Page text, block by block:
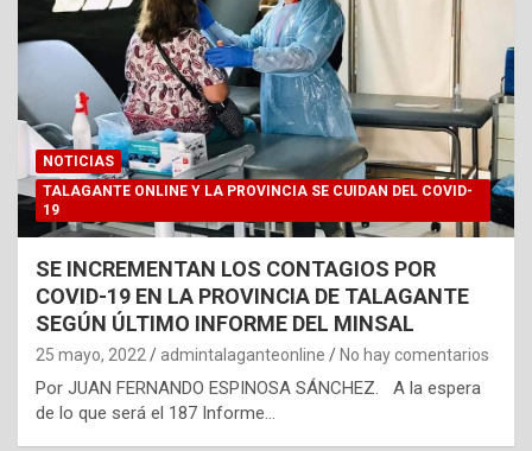
NOTICIAS
TALAGANTE ONLINE Y LA PROVINCIA SE CUIDAN DEL COVID-
19
SE INCREMENTAN LOS CONTAGIOS POR
COVID-19 EN LA PROVINCIA DE TALAGANTE
SEGÚN ÚLTIMO INFORME DEL MINSAL
25 mayo, 2022 admintalaganteonline No hay comentarios
Por JUAN FERNANDO ESPINOSA SÁNCHEZ. A la espera
de lo que será el 187 Informe…